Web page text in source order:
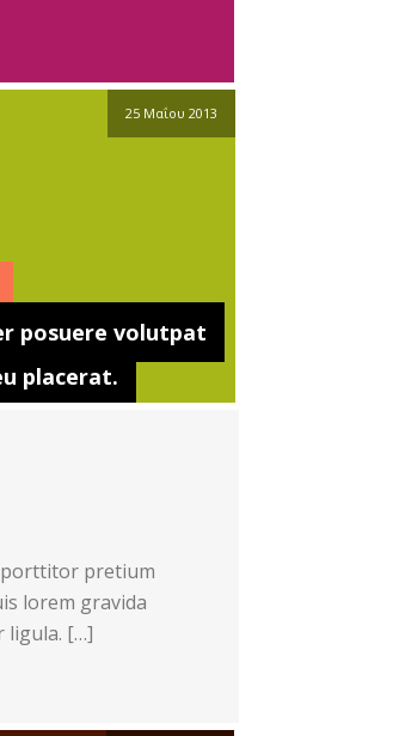
25 Μαΐου 2013
posuere volutpat
placerat.
porttitor pretium
lorem gravida
ligula. […]